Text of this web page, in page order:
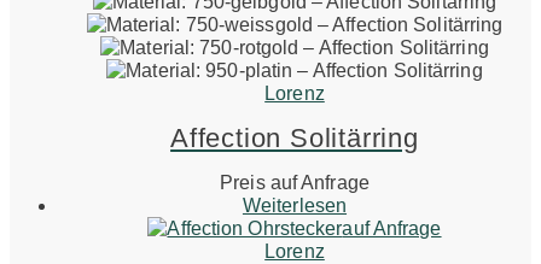
Lorenz
Affection Solitärring
Preis auf Anfrage
Weiterlesen
auf Anfrage
Lorenz